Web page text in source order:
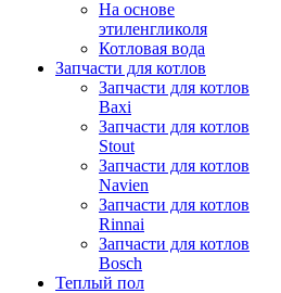
На основе
этиленгликоля
Котловая вода
Запчасти для котлов
Запчасти для котлов
Baxi
Запчасти для котлов
Stout
Запчасти для котлов
Navien
Запчасти для котлов
Rinnai
Запчасти для котлов
Bosch
Теплый пол